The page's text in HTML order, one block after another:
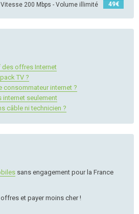
Vitesse 200 Mbps - Volume illimité 49€
des offres Internet
TV ?
consommateur internet ?
seulement
câble ni technicien ?
sans engagement pour la France
et payer moins cher !